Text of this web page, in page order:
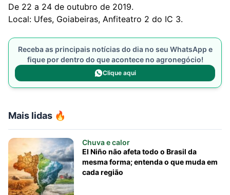
Mais lidas 🔥
Chuva e calor
El Niño não afeta todo o Brasil da
mesma forma; entenda o que muda em
cada região
De 22 a 24 de outubro de 2019.
Local: Ufes, Goiabeiras, Anfiteatro 2 do IC 3.
Receba as principais notícias do dia no seu WhatsApp e
fique por dentro do que acontece no agronegócio!
Clique aqui